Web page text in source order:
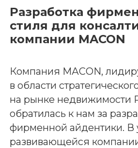
Разработка
стиля для
компании MACON
Компания МАСON,
в области
на рынке недвижимости
обратилась к нам за
фирменной айдентики. В
развивающейся